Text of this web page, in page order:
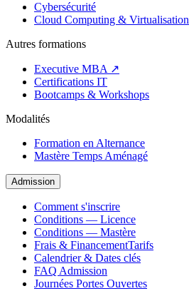
Cybersécurité
Cloud Computing & Virtualisation
Autres formations
Executive MBA ↗
Certifications IT
Bootcamps & Workshops
Modalités
Formation en Alternance
Mastère Temps Aménagé
Admission
Comment s'inscrire
Conditions — Licence
Conditions — Mastère
Frais & FinancementTarifs
Calendrier & Dates clés
FAQ Admission
Journées Portes Ouvertes